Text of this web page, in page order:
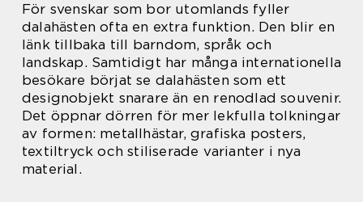
För svenskar som bor utomlands fyller
dalahästen ofta en extra funktion. Den blir en
länk tillbaka till barndom, språk och
landskap. Samtidigt har många internationella
besökare börjat se dalahästen som ett
designobjekt snarare än en renodlad souvenir.
Det öppnar dörren för mer lekfulla tolkningar
av formen: metallhästar, grafiska posters,
textiltryck och stiliserade varianter i nya
material.